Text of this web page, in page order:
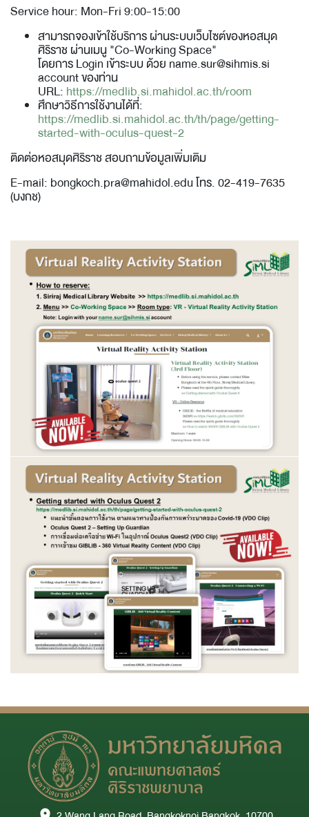
Service hour: Mon-Fri 9:00-15:00
สามารถจองเข้าใช้บริการ ผ่านระบบเว็บไซต์ของหอสมุด
ศิริราช ผ่านเมนู "Co-Working Space"
โดยการ Login เข้าระบบ ด้วย name.sur@sihmis.si
account ของท่าน
URL: https://medlib.si.mahidol.ac.th/room
ศึกษาวิธีการใช้งานได้ที่:
https://medlib.si.mahidol.ac.th/th/page/getting-
started-with-oculus-quest-2
ติดต่อหอสมุดศิริราช สอบถามข้อมูลเพิ่มเติม
E-mail: bongkoch.pra@mahidol.edu โทร. 02-419-7635
(บงกช)